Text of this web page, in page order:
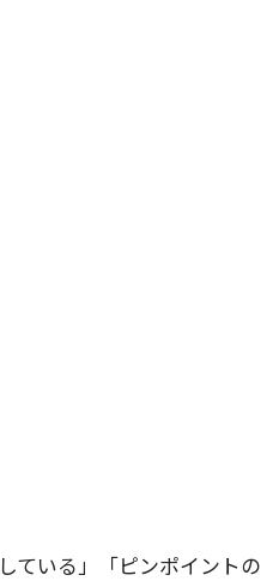
ている」「ピンポイントの